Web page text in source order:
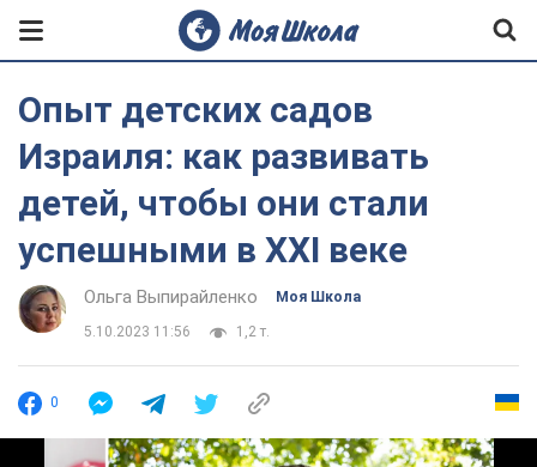
Опыт детских садов
Израиля: как развивать
детей, чтобы они стали
успешными в XXI веке
Ольга Выпирайленко Моя Школа
5.10.2023 11:56 1,2 т.
0